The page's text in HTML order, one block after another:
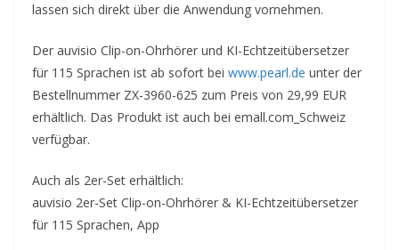
lassen sich direkt über die Anwendung vornehmen.
Der auvisio Clip-on-Ohrhörer und KI-Echtzeitübersetzer
für 115 Sprachen ist ab sofort bei www.pearl.de unter der
Bestellnummer ZX-3960-625 zum Preis von 29,99 EUR
erhältlich. Das Produkt ist auch bei emall.com_Schweiz
verfügbar.
Auch als 2er-Set erhältlich:
auvisio 2er-Set Clip-on-Ohrhörer & KI-Echtzeitübersetzer
für 115 Sprachen, App